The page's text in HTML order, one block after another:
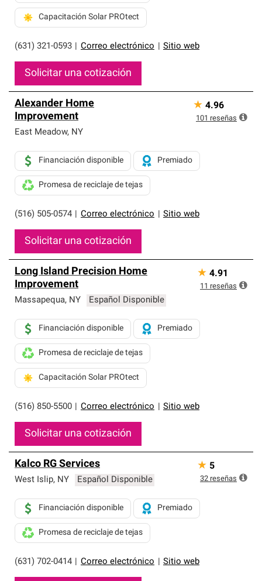
(631) 321-0593 Correo electrónico Sitio web
Capacitación Solar PROtect
Solicitar una cotización
Alexander Home
Improvement
East Meadow, NY
(516) 505-0574 Correo electrónico Sitio web
Financiación disponible Premiado
Promesa de reciclaje de tejas
Solicitar una cotización
★ 4.96
101 reseñas
Long Island Precision Home
Improvement
Massapequa, NY Español Disponible
(516) 850-5500 Correo electrónico Sitio web
Financiación disponible Premiado
Promesa de reciclaje de tejas
Capacitación Solar PROtect
Solicitar una cotización
★ 4.91
11 reseñas
Kalco RG Services
West Islip, NY Español Disponible
(631) 702-0414 Correo electrónico Sitio web
Financiación disponible Premiado
Promesa de reciclaje de tejas
★ 5
32 reseñas